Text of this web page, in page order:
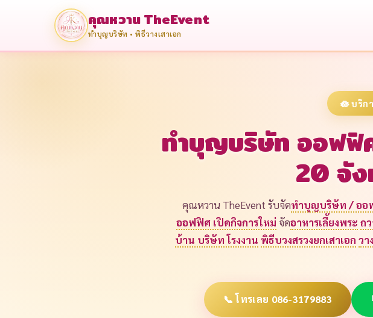
คุณหวาน TheEvent
ทำบุญบริษัท • พิธีวางเสาเอก
🪷 บริก
ทำบุญบริษัท ออฟฟิ
20 จั
คุณหวาน TheEvent รับจัดทำบุญบริษัท / ออ
ออฟฟิศ เปิดกิจการใหม่ จัดอาหารเลี้ยงพระ ถ
บ้าน บริษัท โรงงาน พิธีบวงสรวงยกเสาเอก วา
📞 โทรเลย 086-3179883